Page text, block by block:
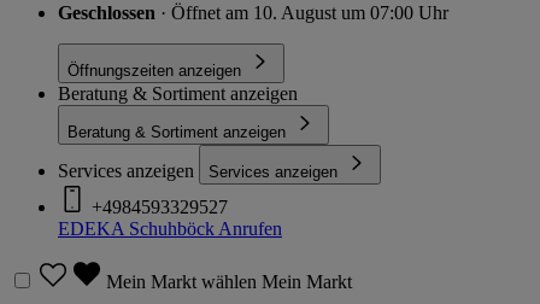
Geschlossen · Öffnet am 10. August um 07:00 Uhr
Öffnungszeiten anzeigen
Beratung & Sortiment anzeigen
Beratung & Sortiment anzeigen
Services anzeigen Services anzeigen
+4984593329527
EDEKA Schuhböck Anrufen
Mein Markt wählen Mein Markt